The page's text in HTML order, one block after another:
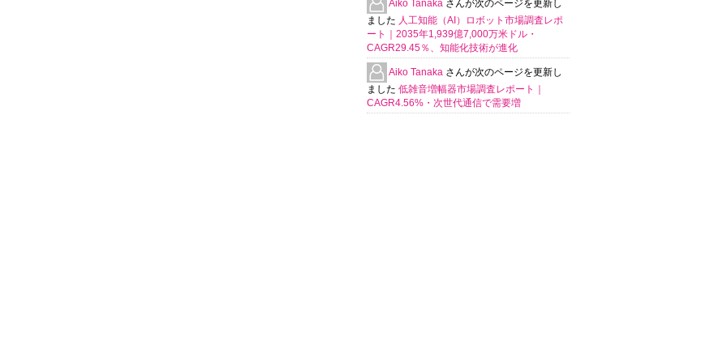
Aiko Tanaka さんが次のページを更新し
ました 人工知能（AI）ロボット市場調査レポ
ート｜2035年1,939億7,000万米ドル・
CAGR29.45％、知能化技術が進化
Aiko Tanaka さんが次のページを更新し
ました 低雑音増幅器市場調査レポート｜
CAGR4.56%・次世代通信で需要増